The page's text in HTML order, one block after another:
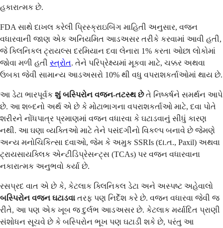
હકારાત્મક છે.
FDA સાથે દાખલ કરેલી પ્રિસ્ક્રાઇબિંગ માહિતી અનુસાર, વજન
વધારવાની જાણ એક અનિયમિત આડઅસર તરીકે કરવામાં આવી હતી,
જે ક્લિનિકલ ટ્રાયલ્સ દરમિયાન દવા લેનારા 1% કરતા ઓછા લોકોમાં
જોવા મળી હતી સ્ત્રોત. તેને પરિપ્રેક્ષ્યમાં મૂકવા માટે, ચક્કર અથવા
ઉબકા જેવી સામાન્ય આડઅસરો 10% થી વધુ વપરાશકર્તાઓમાં થાય છે.
આ ડેટા ભારપૂર્વક શું બસ્પિરોન વજન-તટસ્થ છેતે નિષ્કર્ષને સમર્થન આપે
છે. આ શબ્દનો અર્થ એ છે કે મોટાભાગના વપરાશકર્તાઓ માટે, દવા પોતે
શરીરને નોંધપાત્ર પ્રમાણમાં વજન વધારવા કે ઘટાડવાનું સીધું કારણ
નથી. આ ઘણા વ્યક્તિઓ માટે તેને પસંદગીનો વિકલ્પ બનાવે છે જેમણે
અન્ય મનોચિકિત્સા દવાઓ, જેમ કે અમુક SSRIs (દા.ત., Paxil) અથવા
ટ્રાયસાયક્લિક એન્ટીડિપ્રેસન્ટ્સ (TCAs) પર વજન વધારવાના
નકારાત્મક અનુભવો કર્યા છે.
રસપ્રદ વાત એ છે કે, કેટલાક ક્લિનિકલ ડેટા અને અસ્પષ્ટ અહેવાલો
બસ્પિરોન વજન ઘટાડવા તરફ પણ નિર્દેશ કરે છે. વજન વધારવા જેવી જ
રીતે, આ પણ એક ખૂબ જ દુર્લભ આડઅસર છે. કેટલાક મર્યાદિત પ્રાણી
સંશોધન સૂચવે છે કે બસ્પિરોન ભૂખ પણ ઘટાડી શકે છે, પરંતુ આ